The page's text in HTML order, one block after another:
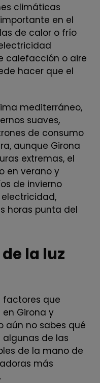
climáticas
en el
de calor o frío
calefacción o aire
hacer que el
mediterráneo,
suaves,
de consumo
aunque Girona
extremas, el
en verano y
de invierno
horas punta del
la luz
factores que
Girona y
aún no sabes qué
de las
de la mano de
más